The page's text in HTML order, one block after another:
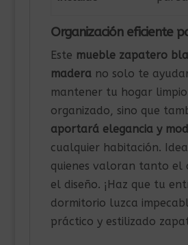
Organización eficiente
Este mueble zapatero
maderano solo te
mantener tu hogar
organizado, sino que
aportará elegancia y
cualquier habitación.
quienes valoran tanto el
el diseño. ¡Haz que tu
dormitorio luzca
práctico y estilizado